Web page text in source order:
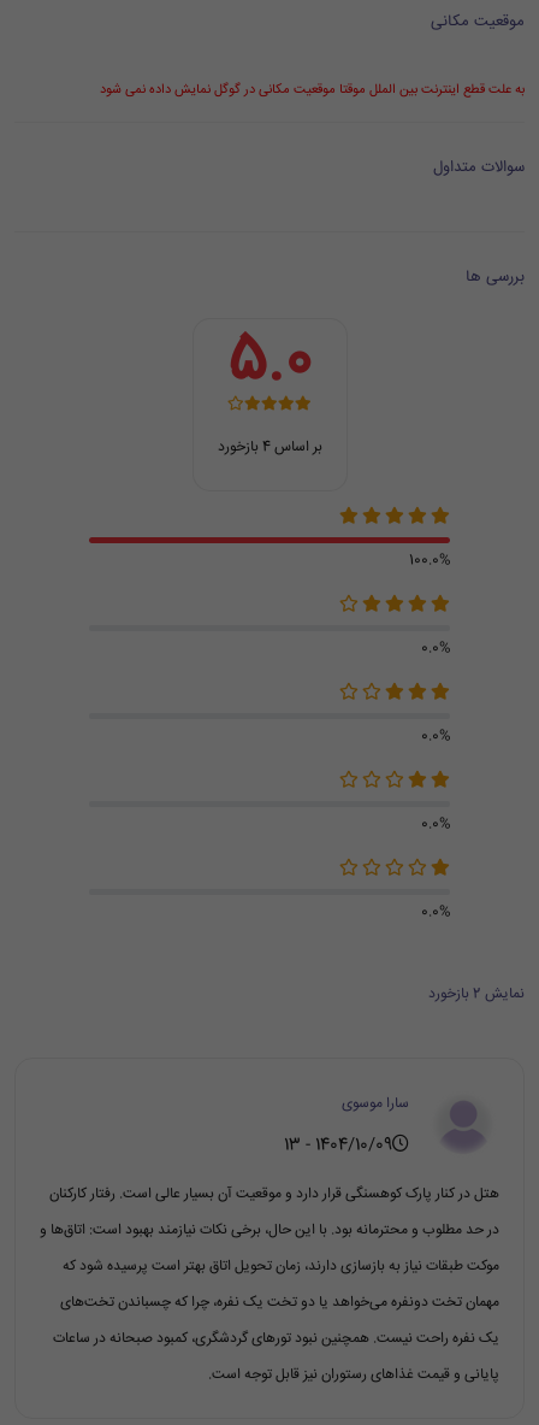
موقعیت مکانی
به علت قطع اینترنت بین الملل موقتا موقعیت مکانی در گوگل نمایش داده نمی شود
سوالات متداول
بررسی ها
5.0
بر اساس 4 بازخورد
100.0%
0.0%
0.0%
0.0%
0.0%
نمایش 2 بازخورد
سارا موسوی
1404/10/09 - 13
هتل در کنار پارک کوهسنگی قرار دارد و موقعیت آن بسیار عالی است. رفتار کارکنان
در حد مطلوب و محترمانه بود. با این حال، برخی نکات نیازمند بهبود است: اتاق‌ها و
موکت طبقات نیاز به بازسازی دارند، زمان تحویل اتاق بهتر است پرسیده شود که
مهمان تخت دونفره می‌خواهد یا دو تخت یک نفره، چرا که چسباندن تخت‌های
یک نفره راحت نیست. همچنین نبود تورهای گردشگری، کمبود صبحانه در ساعات
پایانی و قیمت غذاهای رستوران نیز قابل توجه است.